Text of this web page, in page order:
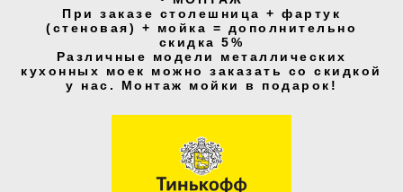
При заказе столешница + фартук
(стеновая) + мойка = дополнительно
скидка 5%
Различные модели металлических
кухонных моек можно заказать со скидкой
у нас. Монтаж мойки в подарок!